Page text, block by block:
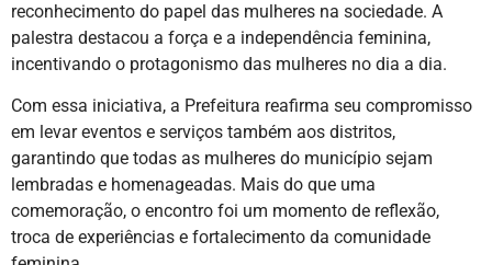
reconhecimento do papel das mulheres na sociedade. A
palestra destacou a força e a independência feminina,
incentivando o protagonismo das mulheres no dia a dia.
Com essa iniciativa, a Prefeitura reafirma seu compromisso
em levar eventos e serviços também aos distritos,
garantindo que todas as mulheres do município sejam
lembradas e homenageadas. Mais do que uma
comemoração, o encontro foi um momento de reflexão,
troca de experiências e fortalecimento da comunidade